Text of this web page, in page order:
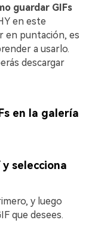
guardar GIFs
en este
en puntación, es
a usarlo.
descargar
en la galería
y selecciona
y luego
que desees.